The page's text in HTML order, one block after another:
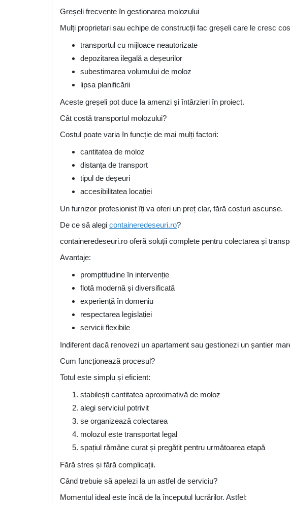
Greșeli frecvente în gestionarea molozului
Mulți proprietari sau echipe de construcții fac greșeli care le cresc
transportul cu mijloace neautorizate
depozitarea ilegală a deșeurilor
subestimarea volumului de moloz
lipsa planificării
Aceste greșeli pot duce la amenzi și întârzieri în proiect.
Cât costă transportul molozului?
Costul poate varia în funcție de mai mulți factori:
cantitatea de moloz
distanța de transport
tipul de deșeuri
accesibilitatea locației
Un furnizor profesionist îți va oferi un preț clar, fără costuri ascunse.
De ce să alegi containeredeseuri.ro?
containeredeseuri.ro oferă soluții complete pentru colectarea și
Avantaje:
promptitudine în intervenție
flotă modernă și diversificată
experiență în domeniu
respectarea legislației
servicii flexibile
Indiferent dacă renovezi un apartament sau gestionezi un șantier
Cum funcționează procesul?
Totul este simplu și eficient:
stabilești cantitatea aproximativă de moloz
alegi serviciul potrivit
se organizează colectarea
molozul este transportat legal
spațiul rămâne curat și pregătit pentru următoarea etapă
Fără stres și fără complicații.
Când trebuie să apelezi la un astfel de serviciu?
Momentul ideal este încă de la începutul lucrărilor. Astfel: